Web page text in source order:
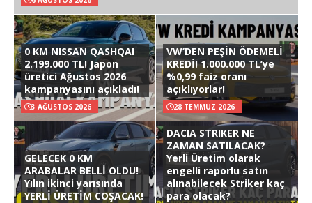
0 KM NISSAN QASHQAI
2.199.000 TL! Japon
üretici Ağustos 2026
kampanyasını açıkladı!
3 AĞUSTOS 2026
VW’DEN PEŞİN ÖDEMELİ
KREDİ! 1.000.000 TL’ye
%0,99 faiz oranı
açıklıyorlar!
28 TEMMUZ 2026
GELECEK 0 KM
ARABALAR BELLİ OLDU!
Yılın ikinci yarısında
YERLİ ÜRETİM COŞACAK!
DACIA STRIKER NE
ZAMAN SATILACAK?
Yerli Üretim olarak
engelli raporlu satın
alınabilecek Striker kaç
para olacak?